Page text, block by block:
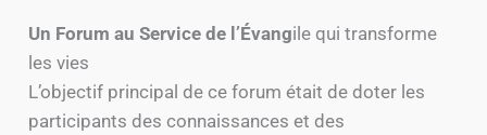
Un Forum au Service de l’Évangile qui transforme
les vies
L’objectif principal de ce forum était de doter les
participants des connaissances et des